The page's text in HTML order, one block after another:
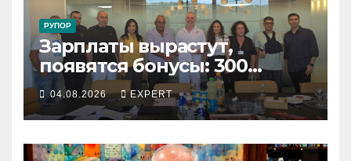
РУПОР
Зарплаты вырастут,
появятся бонусы: 300
сотрудников «Штраус»
получили новый
коллективный договор
04.08.2026 EXPERT